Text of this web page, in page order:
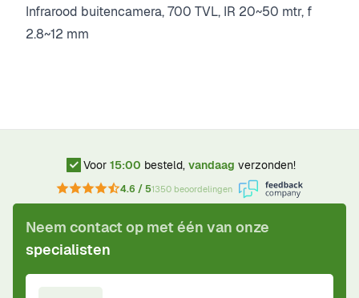
Infrarood buitencamera, 700 TVL, IR 20~50 mtr, f
2.8~12 mm
Voor 15:00 besteld, vandaag verzonden!
4.6 / 51350 beoordelingen
Neem contact op met één van onze
specialisten